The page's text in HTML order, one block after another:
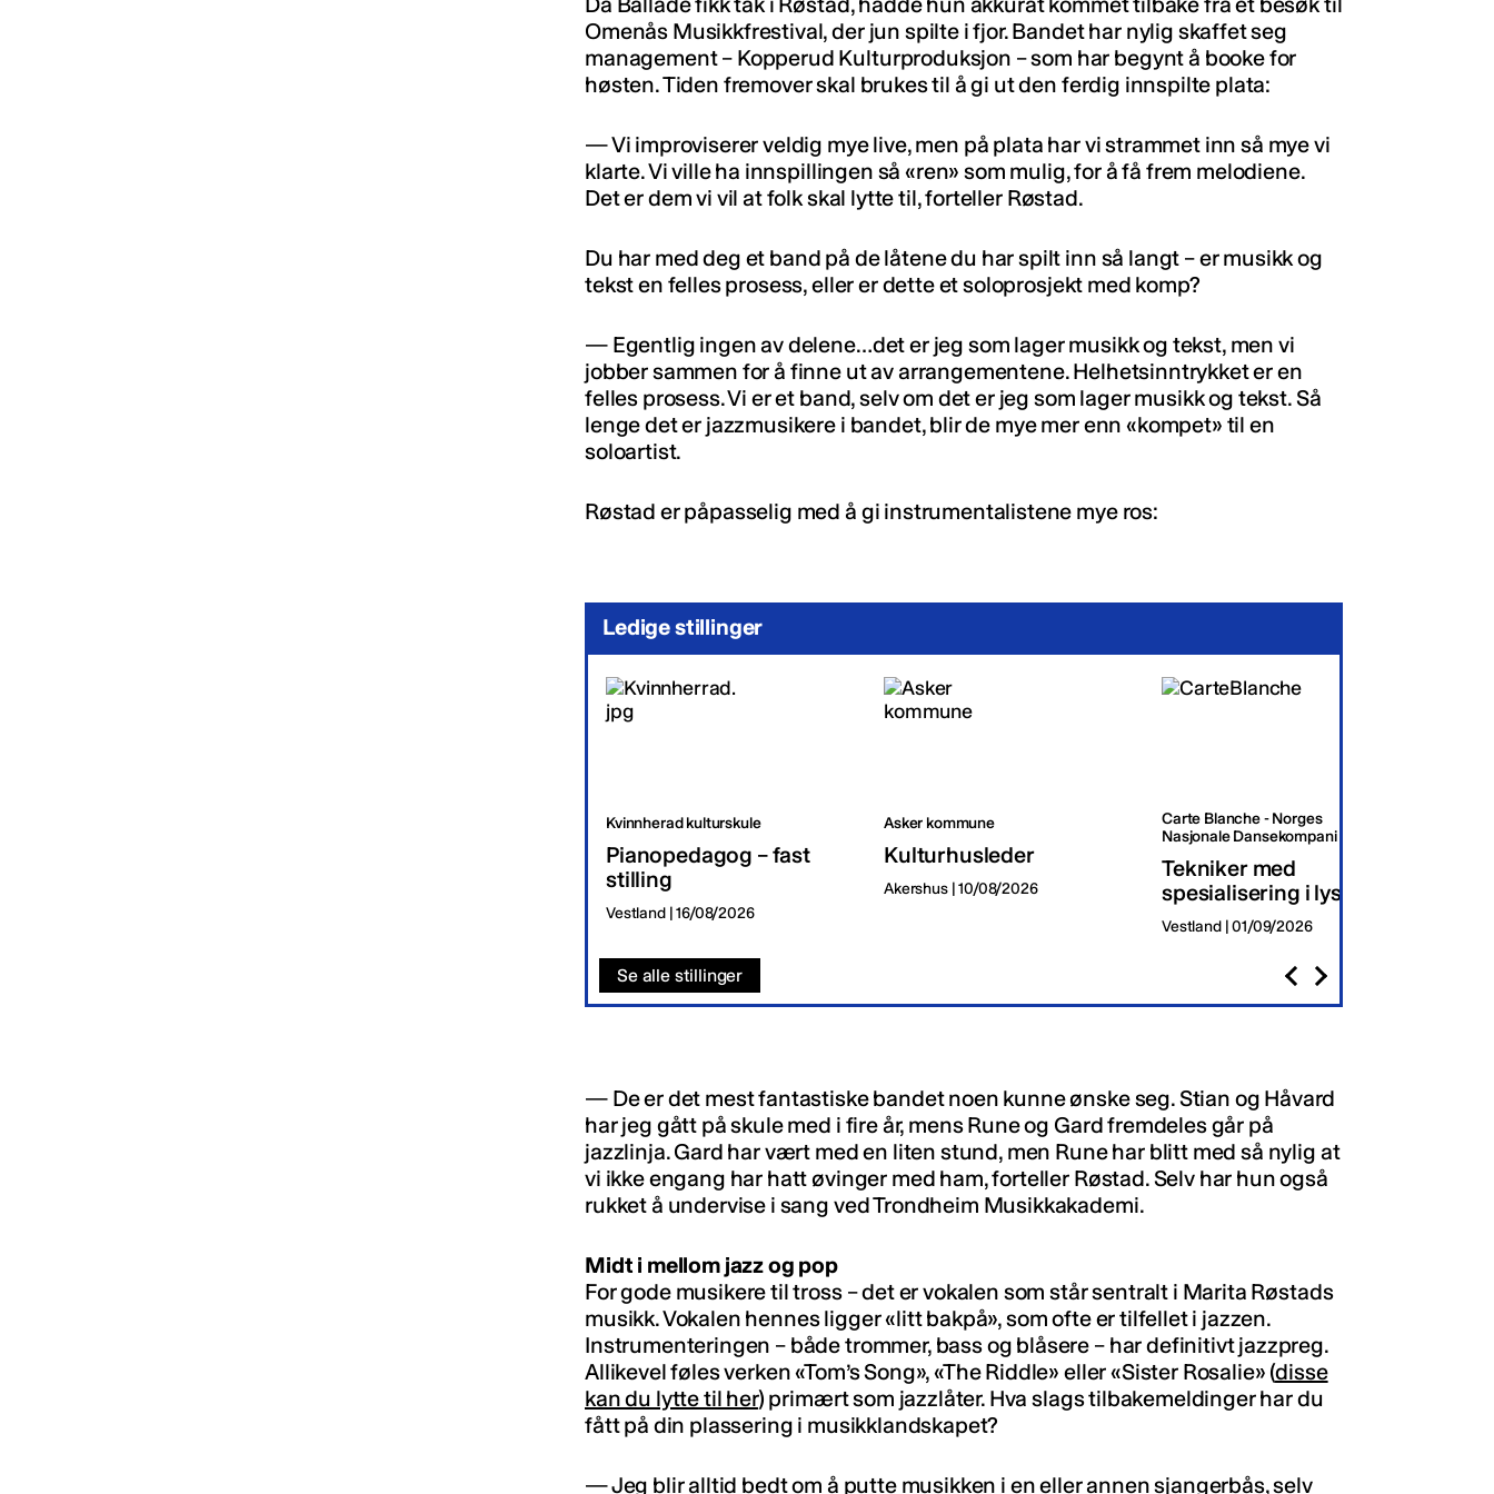
Omenås Musikkfrestival, der jun spilte i fjor. Bandet har nylig skaffet seg
management – Kopperud Kulturproduksjon – som har begynt å booke for
høsten. Tiden fremover skal brukes til å gi ut den ferdig innspilte plata:
— Vi improviserer veldig mye live, men på plata har vi strammet inn så mye vi
klarte. Vi ville ha innspillingen så «ren» som mulig, for å få frem melodiene.
Det er dem vi vil at folk skal lytte til, forteller Røstad.
Du har med deg et band på de låtene du har spilt inn så langt – er musikk og
tekst en felles prosess, eller er dette et soloprosjekt med komp?
— Egentlig ingen av delene…det er jeg som lager musikk og tekst, men vi
jobber sammen for å finne ut av arrangementene. Helhetsinntrykket er en
felles prosess. Vi er et band, selv om det er jeg som lager musikk og tekst. Så
lenge det er jazzmusikere i bandet, blir de mye mer enn «kompet» til en
soloartist.
Røstad er påpasselig med å gi instrumentalistene mye ros:
Ledige stillinger
Kvinnherad kulturskule
Pianopedagog – fast
stilling
Vestland | 16/08/2026
Asker kommune
Kulturhusleder
Akershus | 10/08/2026
Carte Blanche - Norges
Nasjonale Dansekompani
Tekniker med
spesialisering i lys
Vestland | 01/09/2026
Se alle stillinger
— De er det mest fantastiske bandet noen kunne ønske seg. Stian og Håvard
har jeg gått på skule med i fire år, mens Rune og Gard fremdeles går på
jazzlinja. Gard har vært med en liten stund, men Rune har blitt med så nylig at
vi ikke engang har hatt øvinger med ham, forteller Røstad. Selv har hun også
rukket å undervise i sang ved Trondheim Musikkakademi.
Midt i mellom jazz og pop
For gode musikere til tross – det er vokalen som står sentralt i Marita Røstads
musikk. Vokalen hennes ligger «litt bakpå», som ofte er tilfellet i jazzen.
Instrumenteringen – både trommer, bass og blåsere – har definitivt jazzpreg.
Allikevel føles verken «Tom’s Song», «The Riddle» eller «Sister Rosalie» (disse
kan du lytte til her) primært som jazzlåter. Hva slags tilbakemeldinger har du
fått på din plassering i musikklandskapet?
— Jeg blir alltid bedt om å putte musikken i en eller annen sjangerbås, selv